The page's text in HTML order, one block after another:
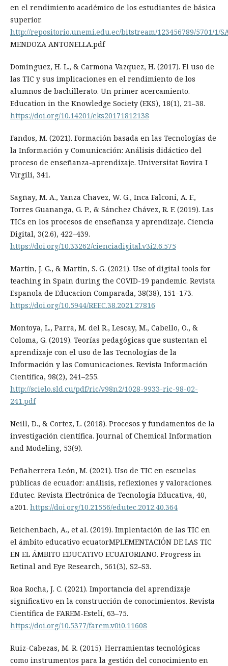
en el rendimiento académico de los estudiantes de básica
superior.
http://repositorio.unemi.edu.ec/bitstream/123456789/5701/1/
MENDOZA ANTONELLA.pdf
Dominguez, H. L., & Carmona Vazquez, H. (2017). El uso de
las TIC y sus implicaciones en el rendimiento de los
alumnos de bachillerato. Un primer acercamiento.
Education in the Knowledge Society (EKS), 18(1), 21–38.
https://doi.org/10.14201/eks20171812138
Fandos, M. (2021). Formación basada en las Tecnologías de
la Información y Comunicación: Análisis didáctico del
proceso de enseñanza-aprendizaje. Universitat Rovira I
Virgili, 341.
Sagñay, M. A., Yanza Chavez, W. G., Inca Falconi, A. F.,
Torres Guananga, G. P., & Sánchez Chávez, R. F. (2019). Las
TICs en los procesos de enseñanza y aprendizaje. Ciencia
Digital, 3(2.6), 422–439.
https://doi.org/10.33262/cienciadigital.v3i2.6.575
Martín, J. G., & Martín, S. G. (2021). Use of digital tools for
teaching in Spain during the COVID-19 pandemic. Revista
Espanola de Educacion Comparada, 38(38), 151–173.
https://doi.org/10.5944/REEC.38.2021.27816
Montoya, L., Parra, M. del R., Lescay, M., Cabello, O., &
Coloma, G. (2019). Teorías pedagógicas que sustentan el
aprendizaje con el uso de las Tecnologías de la
Información y las Comunicaciones. Revista Información
Científica, 98(2), 241–255.
http://scielo.sld.cu/pdf/ric/v98n2/1028-9933-ric-98-02-
241.pdf
Neill, D., & Cortez, L. (2018). Procesos y fundamentos de la
investigación científica. Journal of Chemical Information
and Modeling, 53(9).
Peñaherrera León, M. (2021). Uso de TIC en escuelas
públicas de ecuador: análisis, reflexiones y valoraciones.
Edutec. Revista Electrónica de Tecnología Educativa, 40,
a201. https://doi.org/10.21556/edutec.2012.40.364
Reichenbach, A., et al. (2019). Implentación de las TIC en
el ámbito educativo ecuatorMPLEMENTACIÓN DE LAS TIC
EN EL ÁMBITO EDUCATIVO ECUATORIANO. Progress in
Retinal and Eye Research, 561(3), S2–S3.
Roa Rocha, J. C. (2021). Importancia del aprendizaje
significativo en la construcción de conocimientos. Revista
Científica de FAREM-Estelí, 63–75.
https://doi.org/10.5377/farem.v0i0.11608
Ruiz-Cabezas, M. R. (2015). Herramientas tecnológicas
como instrumentos para la gestión del conocimiento en